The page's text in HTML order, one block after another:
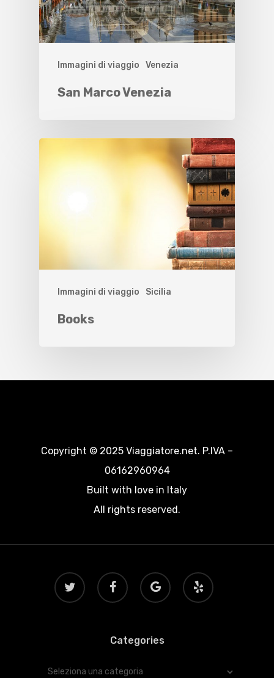
Immagini di viaggio Venezia
San Marco Venezia
Immagini di viaggio Sicilia
Books
Copyright © 2025 Viaggiatore.net. P.IVA –
06162960964
Built with love in Italy
All rights reserved.
twitter facebook
google-
plus
yelp
Categories
Categories